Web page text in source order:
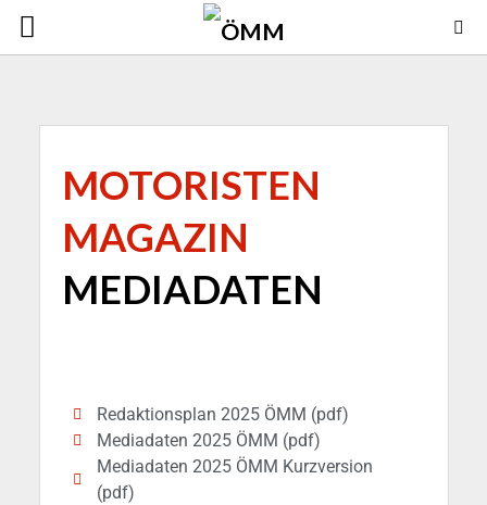
MOTORISTEN
MAGAZIN
MEDIADATEN
Redaktionsplan 2025 ÖMM (pdf)
Mediadaten 2025 ÖMM (pdf)
Mediadaten 2025 ÖMM Kurzversion
(pdf)